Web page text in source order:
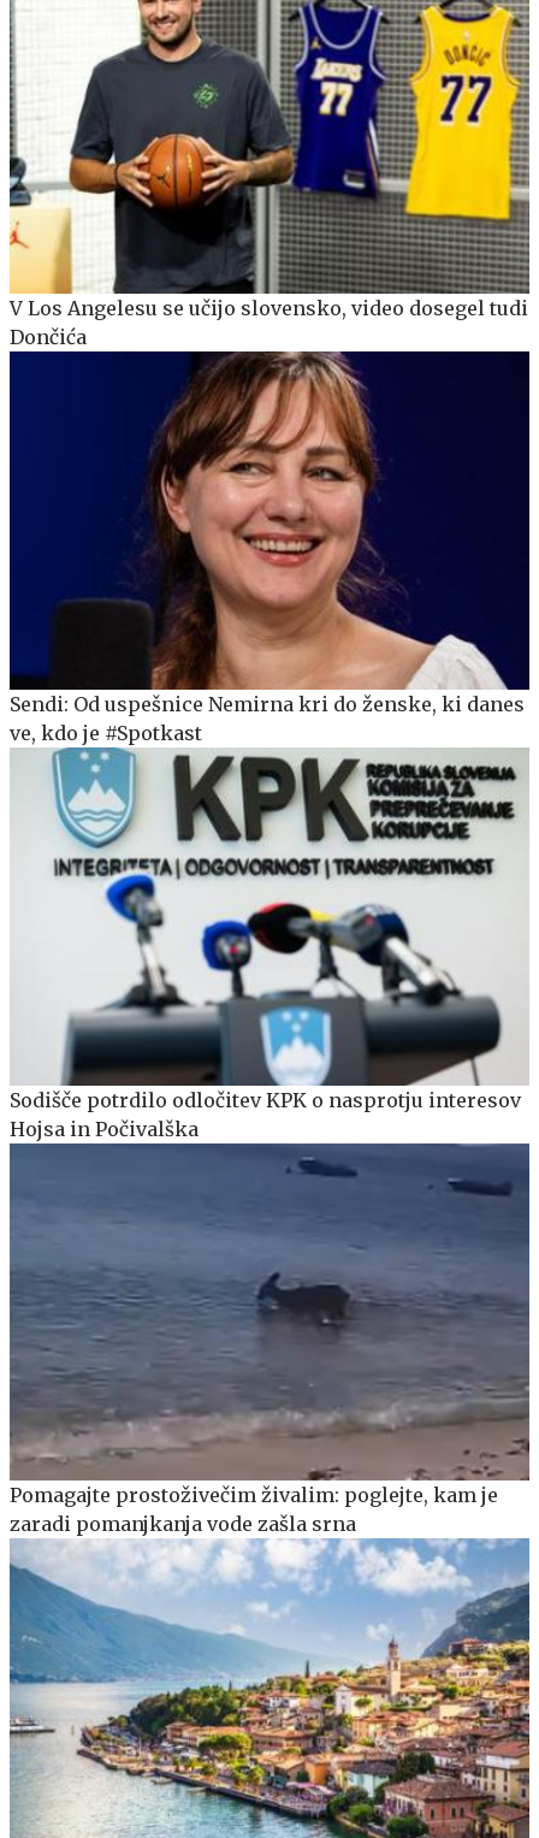
V Los Angelesu se učijo slovensko, video dosegel tudi
Dončića
Sendi: Od uspešnice Nemirna kri do ženske, ki danes
ve, kdo je #Spotkast
Sodišče potrdilo odločitev KPK o nasprotju interesov
Hojsa in Počivalška
Pomagajte prostoživečim živalim: poglejte, kam je
zaradi pomanjkanja vode zašla srna